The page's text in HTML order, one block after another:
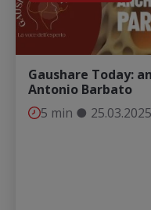
Gaushare Today:
Antonio Barbato
5 min ● 25.03.2025